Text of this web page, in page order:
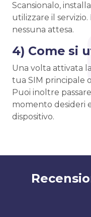
Scansionalo,
utilizzare il
nessuna attesa.
4) Come si
Una volta attivata
tua SIM principale
Puoi inoltre
momento desideri
dispositivo.